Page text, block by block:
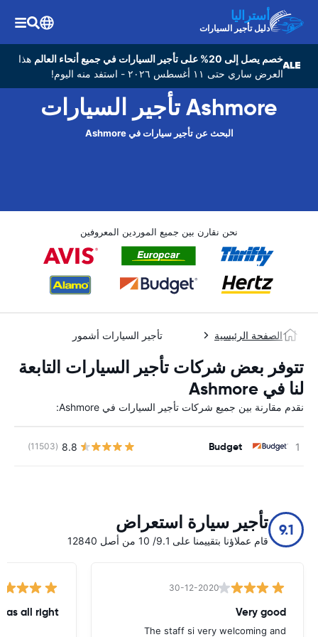
أستراليا
دليل تأجير السيارات
خصم يصل إلى 20% على تأجير السيارات في جميع أنحاء العالم
هذا
العرض ساري حتى ١١ أغسطس ٢٠٢٦ - استفد منه اليوم!
Ashmore تأجير السيارات
البحث عن تأجير سيارات في Ashmore
نحن نقارن بين جميع الموردين المعروفين
الصفحة الرئيسية تأجير السيارات أشمور
تتوفر بعض شركات تأجير السيارات التابعة
لنا في Ashmore
نقدم مقارنة بين جميع شركات تأجير السيارات في Ashmore:
Budget
8.8
(11503)
9.1 تأجير سيارة استعراض
قام عملاؤنا بتقييمنا على 9.1/ 10 من أصل 12840
30-12-2020
Very good
The staff si very welcoming and
all right